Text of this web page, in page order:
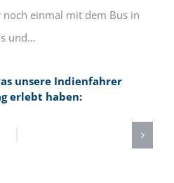
einmal mit dem Bus in
und…
unsere Indienfahrer
erlebt haben: